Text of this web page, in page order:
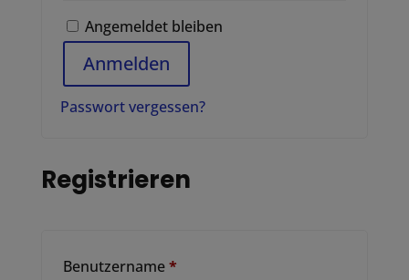
Angemeldet bleiben
Anmelden
Passwort vergessen?
Registrieren
Benutzername*Erforderlich